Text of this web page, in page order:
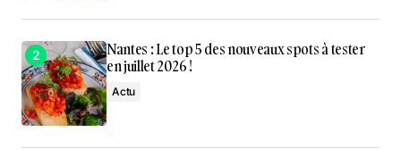
Nantes : Le top 5 des nouveaux spots à tester
en juillet 2026 !
Actu